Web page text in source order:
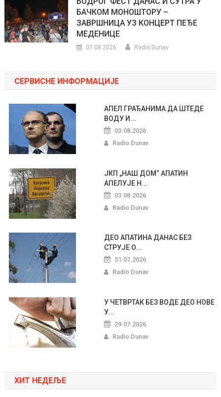
БАЧКОМ МОНОШТОРУ –
ЗАВРШНИЦА УЗ КОНЦЕРТ ПЕЂЕ
МЕДЕНИЦЕ
07.08.2026. Radio Dunav
СЕРВИСНЕ ИНФОРМАЦИЈЕ
АПЕЛ ГРАЂАНИМА ДА ШТЕДЕ
ВОДУ И...
03.08.2026.
Radio Dunav
ЈКП „НАШ ДОМ“ АПАТИН
АПЕЛУЈЕ Н...
03.08.2026.
Radio Dunav
ДЕО АПАТИНА ДАНАС БЕЗ
СТРУЈЕ О...
31.07.2026.
Radio Dunav
У ЧЕТВРТАК БЕЗ ВОДЕ ДЕО НОВЕ
У...
29.07.2026.
Radio Dunav
ХИТ НЕДЕЉЕ